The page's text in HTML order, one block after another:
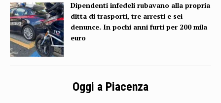
Dipendenti infedeli rubavano alla propria
ditta di trasporti, tre arresti e sei
denunce. In pochi anni furti per 200 mila
euro
Oggi a Piacenza